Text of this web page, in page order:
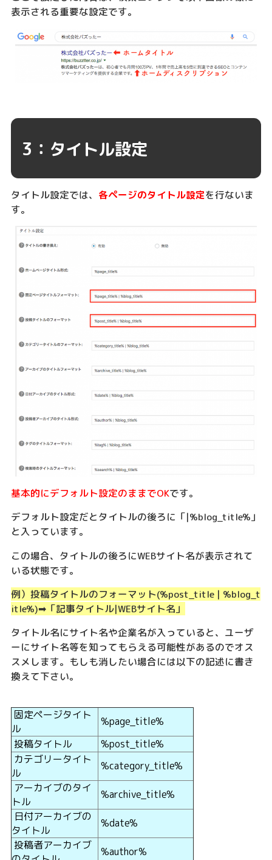
表示される重要な設定です。
3：タイトル設定
タイトル設定では、 各ページのタイトル設定を行ないま
す。
基本的にデフォルト設定のままでOKです。
デフォルト設定だとタイトルの後ろに「|%blog_title%」
と入っています。
この場合、タイトルの後ろにWEBサイト名が表示されて
いる状態です。
例）投稿タイトルのフォーマット(%post_title | %blog_t
itle%)➡︎「記事タイトル|WEBサイト名」
タイトル名にサイト名や企業名が入っていると、ユーザ
ーにサイト名等を知ってもらえる可能性があるのでオス
スメします。もしも消したい場合には以下の記述に書き
換えて下さい。
固定ページタイト
ル
%page_title%
投稿タイトル
%post_title%
カテゴリータイト
ル
%category_title%
アーカイブのタイ
トル
%archive_title%
日付アーカイブの
タイトル
%date%
投稿者アーカイブ
%author%